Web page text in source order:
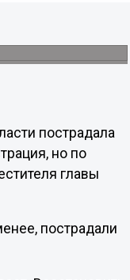
пострадала
но по
главы
пострадали